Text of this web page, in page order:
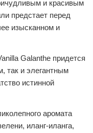
и красивым
предстает перед
изысканном и
Galanthe придется
так и элегантным
истинной
аромата
иланг-иланга,